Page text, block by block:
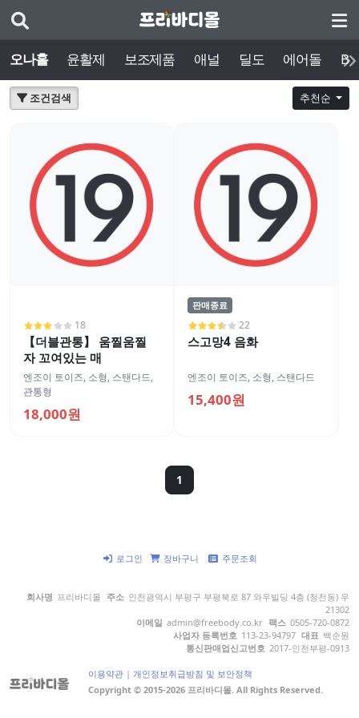
오나홀 윤활제 보조제품 애널 딜도 에어돌
조건검색 추천순
18
【더블관통】 움찔움찔
자 꼬여있는 매
엔조이 토이즈, 소형, 스탠다드,
관통형
18,000원
판매종료
22
스고망4 음화
엔조이 토이즈, 소형, 스탠다드
15,400원
1
로그인 장바구니 주문조회
이용약관 | 개인정보취급방침 및 보안정책
Copyright © 2015-2026 프리바디몰. All Rights Reserved.
회사명 프리바디몰 주소 인천광역시 부평구 부평북로 87 와우빌딩 4층 (청천동) 우
21302
이메일 admin@freebody.co.kr 팩스 0505-720-0872
사업자 등록번호 113-23-94797 대표 백순원
통신판매업신고번호 2017-인천부평-0913